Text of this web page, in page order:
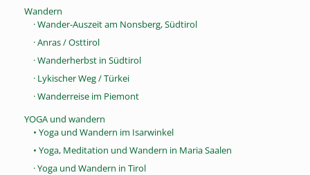
Wandern
· Wander-Auszeit am Nonsberg, Südtirol
· Anras / Osttirol
· Wanderherbst in Südtirol
· Lykischer Weg / Türkei
· Wanderreise im Piemont
YOGA und wandern
• Yoga und Wandern im Isarwinkel
• Yoga, Meditation und Wandern in Maria Saalen
· Yoga und Wandern in Tirol